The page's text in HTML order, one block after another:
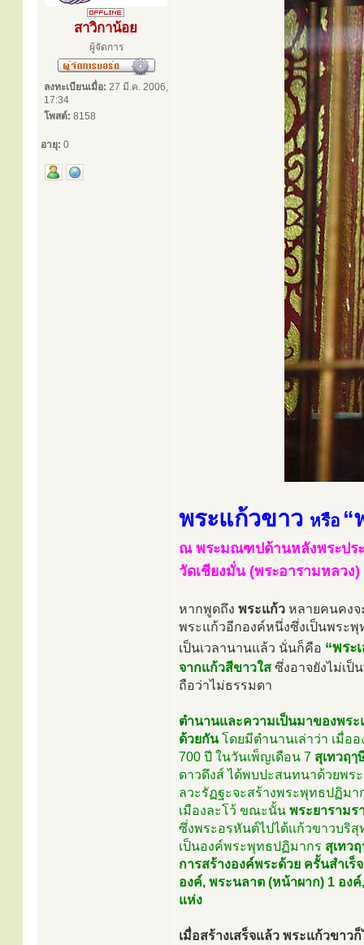
สาวิกาน้อย
ผู้จัดการ
ลงทะเบียนเมื่อ: 27 มี.ค. 2006,
17:34
โพสต์: 8158
อายุ: 0
พระแก้วขาว หรือ “
ณ พระมณฑปด้านหลังพระปร
วัดเชียงมั่น (พระอารามหลวง
หากพูดถึง พระแก้ว หลายคนคงจ
พระแก้วอีกองค์หนึ่งซึ่งเป็นพระ
เป็นเวลานานแล้ว นั่นก็คือ “พระ
จากแก้วสีขาวใส ซึ่งอาจยังไม่เ
ถือว่าไม่ธรรมดา
ตำนานและความเป็นมาของพร
ด้วยกันโดยมีตำนานเล่าว่า เมื่อ
700 ปี ในวันเพ็ญเดือน 7 สุเทวฤๅ
ดาวดึงส์ ได้พบปะสนทนาด้วยพร
ลวะรัฏฐะจะสร้างพระพุทธปฏิมา
เมืองละโว้ ขณะนั้น พระยารามร
ซึ่งพระอรหันต์ไปได้แก้วขาวบริ
เป็นองค์พระพุทธปฏิมากร สุเทว
การสร้างองค์พระด้วย ครั้นสำเ
องค์, พระนลาต (หน้าผาก) 1 อง
แห่ง
เมื่อสร้างเสร็จแล้ว พระแก้วขาว